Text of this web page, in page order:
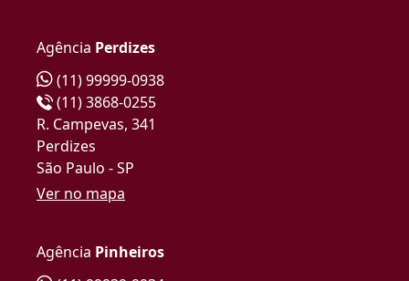
Agência Perdizes
(11) 99999-0938
(11) 3868-0255
R. Campevas, 341
Perdizes
São Paulo - SP
Ver no mapa
Agência Pinheiros